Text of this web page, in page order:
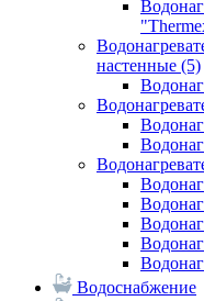
настенные (5)
Водоснабжение